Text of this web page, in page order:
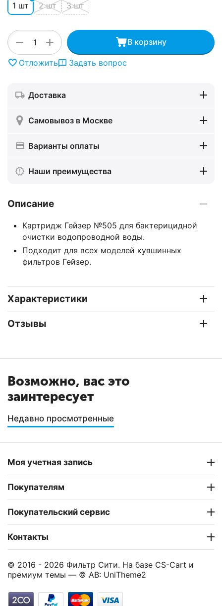
1 шт
2 шт 3 шт
+
− В корзину
Отложить Задать вопрос
Доставка
Самовывоз в Москве
Варианты оплаты
Наши преимущества
Описание
Картридж Гейзер №505 для бактерицидной
очистки водопроводной воды.
Подходит для всех моделей кувшинных
фильтров Гейзер.
Характеристики
Отзывы
Возможно, вас это
заинтересует
Недавно просмотренные
Моя учетная запись
Покупателям
Покупательский сервис
Контакты
© 2016 - 2026 Фильтр Сити. На базе CS-Cart и
премиум темы — © AB: UniTheme2